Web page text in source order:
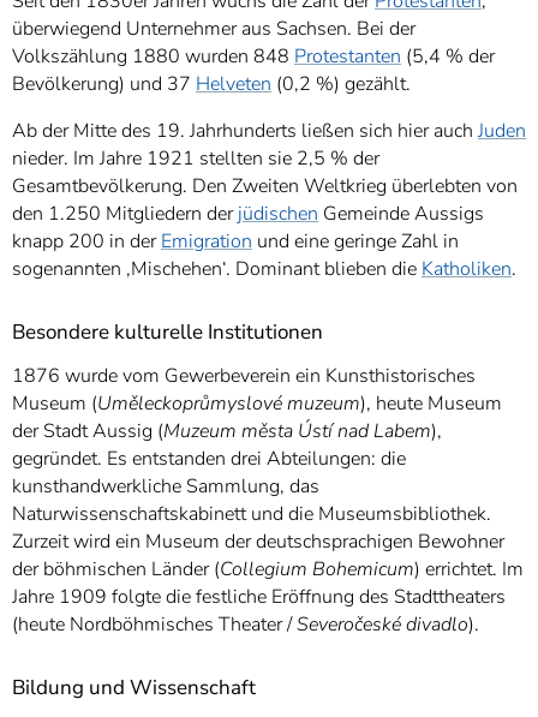
überwiegend Unternehmer aus Sachsen. Bei der
Volkszählung 1880 wurden 848 Protestanten (5,4 % der
Bevölkerung) und 37 Helveten (0,2 %) gezählt.
Ab der Mitte des 19. Jahrhunderts ließen sich hier auch Juden
nieder. Im Jahre 1921 stellten sie 2,5 % der
Gesamtbevölkerung. Den Zweiten Weltkrieg überlebten von
den 1.250 Mitgliedern derjüdischen Gemeinde Aussigs
knapp 200 in derEmigration und eine geringe Zahl in
sogenannten ‚Mischehen‘. Dominant blieben die Katholiken.
Besondere kulturelle Institutionen
1876 wurde vom Gewerbeverein ein Kunsthistorisches
Museum (Uměleckoprůmyslové muzeum), heute Museum
der Stadt Aussig (Muzeum města Ústí nad Labem),
gegründet. Es entstanden drei Abteilungen: die
kunsthandwerkliche Sammlung, das
Naturwissenschaftskabinett und die Museumsbibliothek.
Zurzeit wird ein Museum der deutschsprachigen Bewohner
der böhmischen Länder (Collegium Bohemicum) errichtet. Im
Jahre 1909 folgte die festliche Eröffnung des Stadttheaters
(heute Nordböhmisches Theater /Severočeské divadlo).
Bildung und Wissenschaft